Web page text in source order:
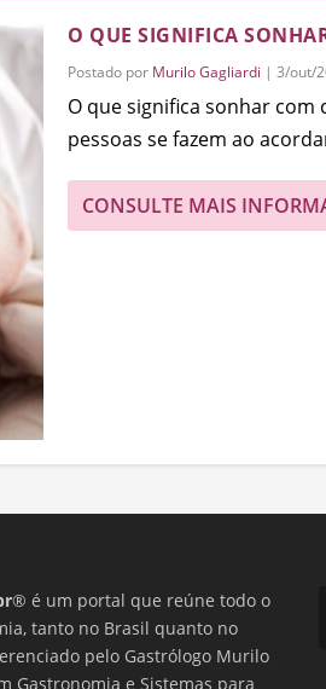
O QUE SIGNIFICA
Postado por Murilo Gagliardi | 3/out/
O que significa sonhar com
pessoas se fazem ao
CONSULTE MAIS
® é um portal que reúne todo o
tanto no Brasil quanto no
pelo Gastrólogo Murilo
Gastronomia e Sistemas para